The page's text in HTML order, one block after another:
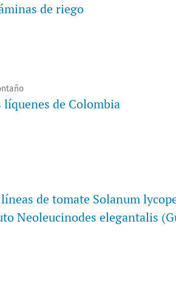
de riego
de Colombia
de tomate Solanum
Neoleucinodes elegantalis